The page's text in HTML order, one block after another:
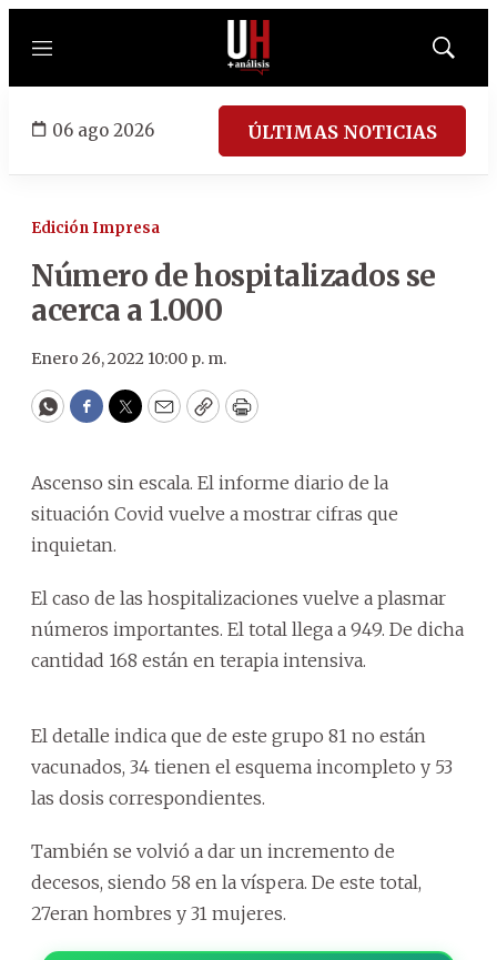
Menú
Mostrar
06 ago 2026 ÚLTIMAS NOTICIAS
Edición Impresa
Número de hospitalizados se
acerca a 1.000
Enero 26, 2022 10:00 p. m.
WhatsApp
Facebook
Twitter
EmailCopyPrint
Ascenso sin escala. El informe diario de la
situación Covid vuelve a mostrar cifras que
inquietan.
El caso de las hospitalizaciones vuelve a plasmar
números importantes. El total llega a 949. De dicha
cantidad 168 están en terapia intensiva.
El detalle indica que de este grupo 81 no están
vacunados, 34 tienen el esquema incompleto y 53
las dosis correspondientes.
También se volvió a dar un incremento de
decesos, siendo 58 en la víspera. De este total,
27eran hombres y 31 mujeres.